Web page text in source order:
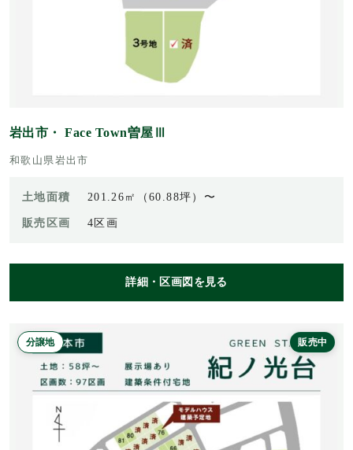
岩出市・ Face Town曽屋Ⅲ
和歌山県岩出市
土地面積 201.26㎡（60.88坪）〜
販売区画 4区画
詳細・区画図を見る
分譲地 販売中